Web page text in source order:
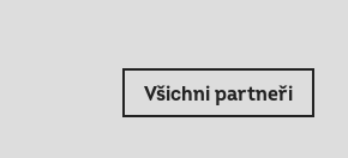
Všichni partneři